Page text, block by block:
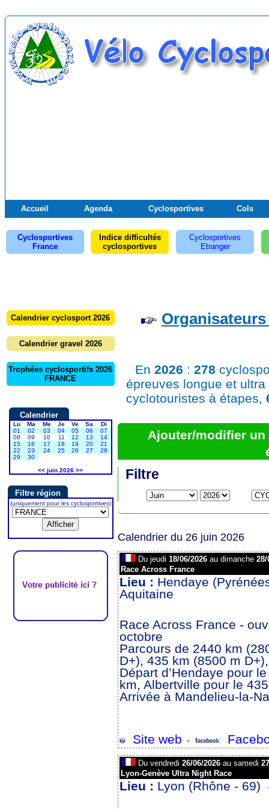
Accueil Agenda Cyclosportives Cols
Cyclosportives
France
Indice difficultés
cyclosportives
Cyclosportives
Etranger
Calendrier cyclosport 2026
Calendrier gravel 2026
Trophées cyclosportifs 2026
FRANCE
Calendrier
Lu Ma Me Je Ve Sa
Di
01
02 03 04 05 06
07
08
09 10 11 12 13
14
15
16 17 18 19 20
21
22
23 24 25 26 27
28
29
30
<< juin 2026 >>
Filtre région
(uniquement pour les cyclosportives)
En 2026 : 278
épreuves longue et
cyclotouristes à étapes,
Ajouter/modifier un
Filtre
Calendrier du 26 juin 2026
Du jeudi 18/06/2026au dimanche 28/
Race Across France
Lieu : Hendaye
Aquitaine
Race Across France -
octobre
Parcours de 2440 km
D+), 435 km (8500 m
Départ d’Hendaye pour
km, Albertville pour le
Arrivée à Mandelieu-la-
Site web -
Du vendredi 26/06/2026au samedi
Lyon-Genève Ultra Night Race
Lieu : Lyon (Rhône -